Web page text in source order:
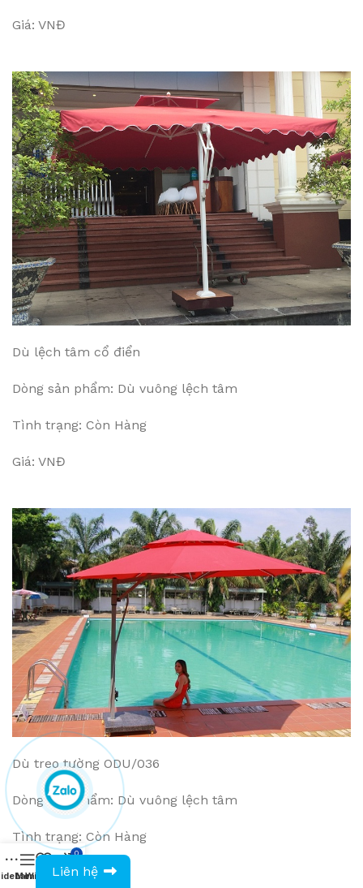
Giá: VNĐ
Dù lệch tâm cổ điển
Dòng sản phẩm: Dù vuông lệch tâm
Tình trạng: Còn Hàng
Giá: VNĐ
Dù treo tường ODU/036
Dòng sản phẩm: Dù vuông lệch tâm
Tình trạng: Còn Hàng
Giá: VNĐ
MenuWishlistCompare
0
Cart
Liên hệ
0943594386